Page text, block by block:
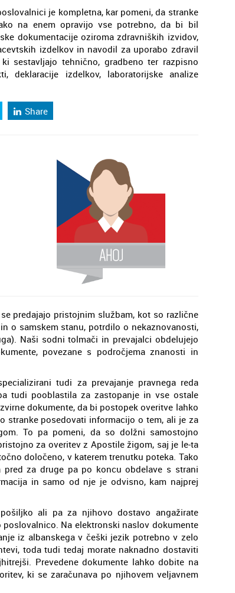
je kompletna, kar pomeni, da stranke
na enem opravijo vse potrebno, da bi bil
dokumentacije oziroma zdravniških izvidov,
izdelkov in navodil za uporabo zdravil
sestavljajo tehnično, gradbeno ter razpisno
deklaracije izdelkov, laboratorijske analize
Share
predajajo pristojnim službam, kot so različne
o samskem stanu, potrdilo o nekaznovanosti,
Naši sodni tolmači in prevajalci obdelujejo
povezane s področjema znanosti in
tudi za prevajanje pravnega reda
tudi pooblastila za zastopanje in vse ostale
dokumente, da bi postopek overitve lahko
stranke posedovati informacijo o tem, ali je za
To pa pomeni, da so dolžni samostojno
za overitev z Apostile žigom, saj je le-ta
določeno, v katerem trenutku poteka. Tako
za druge pa po koncu obdelave s strani
in samo od nje je odvisno, kam najprej
ali pa za njihovo dostavo angažirate
Na elektronski naslov dokumente
iz albanskega v češki jezik potrebno v zelo
toda tudi tedaj morate naknadno dostaviti
Prevedene dokumente lahko dobite na
ki se zaračunava po njihovem veljavnem